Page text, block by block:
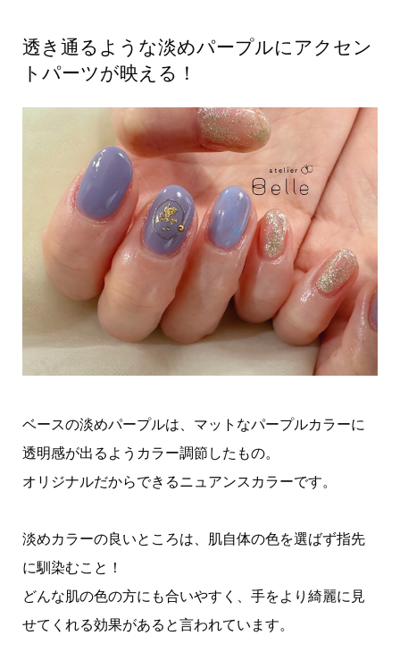
透き通るような淡めパープルにアクセン
トパーツが映える！
ベースの淡めパープルは、マットなパープルカラーに
透明感が出るようカラー調節したもの。
オリジナルだからできるニュアンスカラーです。
淡めカラーの良いところは、肌自体の色を選ばず指先
に馴染むこと！
どんな肌の色の方にも合いやすく、手をより綺麗に見
せてくれる効果があると言われています。